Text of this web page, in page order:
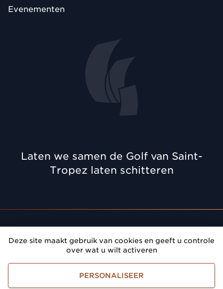
Deze site maakt gebruik van cookies en geeft u controle
over wat u wilt activeren
PERSONALISEER
Evenementen
Laten we samen de Golf van Saint-
Tropez laten schitteren
Golf van Saint-Tropez
Juridische voorwaarden